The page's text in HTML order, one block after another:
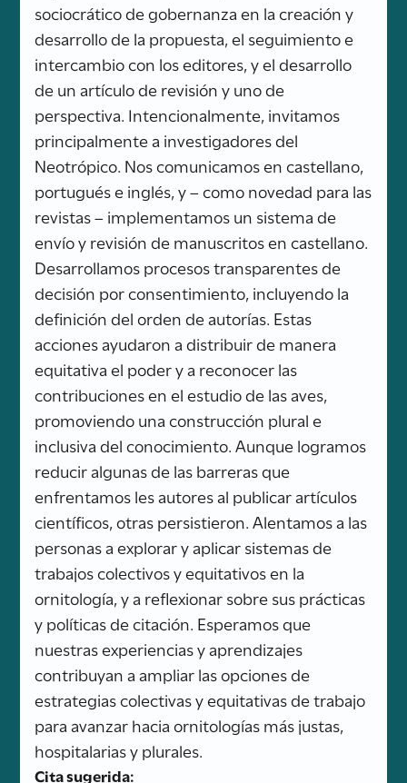
sociocrático de gobernanza en la creación y
desarrollo de la propuesta, el seguimiento e
intercambio con los editores, y el desarrollo
de un artículo de revisión y uno de
perspectiva. Intencionalmente, invitamos
principalmente a investigadores del
Neotrópico. Nos comunicamos en castellano,
portugués e inglés, y – como novedad para las
revistas – implementamos un sistema de
envío y revisión de manuscritos en castellano.
Desarrollamos procesos transparentes de
decisión por consentimiento, incluyendo la
definición del orden de autorías. Estas
acciones ayudaron a distribuir de manera
equitativa el poder y a reconocer las
contribuciones en el estudio de las aves,
promoviendo una construcción plural e
inclusiva del conocimiento. Aunque logramos
reducir algunas de las barreras que
enfrentamos les autores al publicar artículos
científicos, otras persistieron. Alentamos a las
personas a explorar y aplicar sistemas de
trabajos colectivos y equitativos en la
ornitología, y a reflexionar sobre sus prácticas
y políticas de citación. Esperamos que
nuestras experiencias y aprendizajes
contribuyan a ampliar las opciones de
estrategias colectivas y equitativas de trabajo
para avanzar hacia ornitologías más justas,
hospitalarias y plurales.
Cita sugerida: